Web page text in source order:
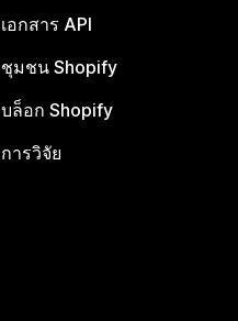
เอกสาร API
ชุมชน Shopify
บล็อก Shopify
การวิจัย